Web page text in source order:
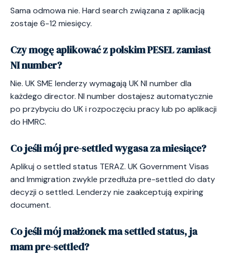
Sama odmowa nie. Hard search związana z aplikacją
zostaje 6-12 miesięcy.
Czy mogę aplikować z polskim PESEL zamiast
NI number?
Nie. UK SME lenderzy wymagają UK NI number dla
każdego director. NI number dostajesz automatycznie
po przybyciu do UK i rozpoczęciu pracy lub po aplikacji
do HMRC.
Co jeśli mój pre-settled wygasa za miesiące?
Aplikuj o settled status TERAZ. UK Government Visas
and Immigration zwykle przedłuża pre-settled do daty
decyzji o settled. Lenderzy nie zaakceptują expiring
document.
Co jeśli mój małżonek ma settled status, ja
mam pre-settled?